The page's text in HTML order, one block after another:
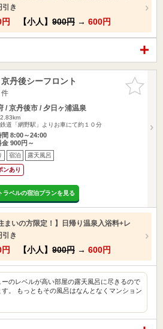
き
【小人】 900円 → 600円
お気に入
りに追加
丹後シーフロント
/ 京丹後市 / 夕日ヶ浦温泉
道「網野駅」よりお車にて約１０分
間 8:00～24:00
金 900円～
宿泊 露天風呂
ンあり
ラベルの宿泊プランを見る
まいの方限定！】日帰り温泉入浴料+レ
き
【小人】 900円 → 600円
のレベルが高い部屋の露天風呂に尽きるので
。 もっともその風呂はなんとなくマンション